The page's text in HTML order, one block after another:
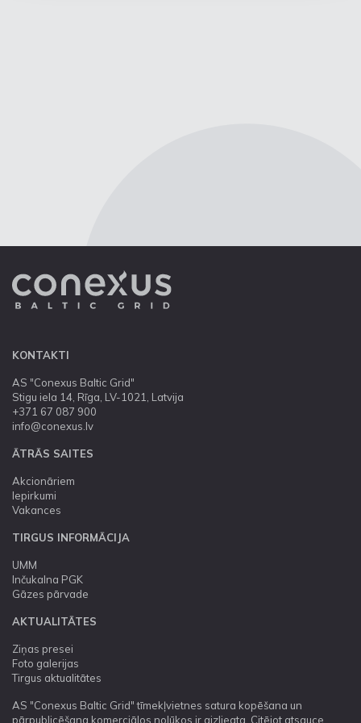
KONTAKTI
AS "Conexus Baltic Grid"
Stigu iela 14, Rīga, LV-1021, Latvija
+371 67 087 900
info@conexus.lv
ĀTRĀS SAITES
Akcionāriem
Iepirkumi
Vakances
TIRGUS INFORMĀCIJA
UMM
Inčukalna PGK
Gāzes pārvade
AKTUALITĀTES
Ziņas presei
Foto galerijas
Tirgus aktualitātes
AS "Conexus Baltic Grid" tīmekļvietnes satura kopēšana un
pārpublicēšana komerciālos nolūkos ir aizliegta. Citējot atsauce